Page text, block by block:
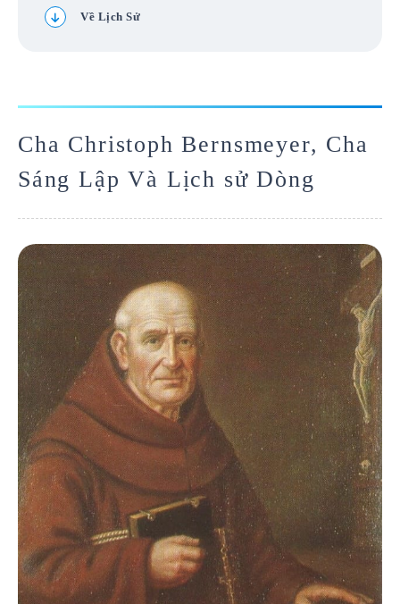
Về Lịch Sử
Cha Christoph Bernsmeyer, Cha
Sáng Lập Và Lịch sử Dòng